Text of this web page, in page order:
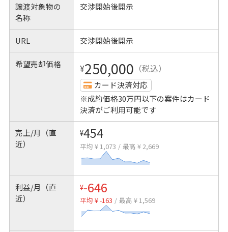
譲渡対象物の
名称
交渉開始後開示
URL 交渉開始後開示
希望売却価格 ¥250,000 （税込）
カード決済対応
※成約価格30万円以下の案件はカード
決済がご利用可能です
売上/月（直
近）
¥454
平均 ¥ 1,073 / 最高 ¥ 2,669
利益/月（直
近）
¥-646
平均 ¥ -163 / 最高 ¥ 1,569